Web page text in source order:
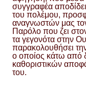
συγγραφέα αποδίδει
του πολέμου,
αναγνωστών μας
Παρόλο που ζει
τα γεγονότα στην
παρακολουθήσει
ο οποίος κάτω από
καθοριστικών
του.